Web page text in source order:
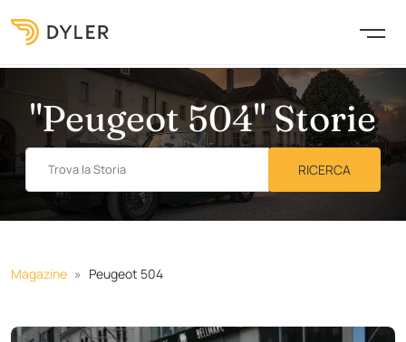
"Peugeot 504" Storie
Magazine Peugeot 504